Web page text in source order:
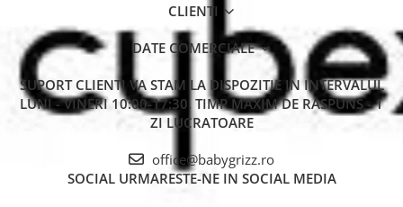
Copilul tau se poate aseza, se poate relaxa si se va bucura de
calatorie, fie ca e una de cateva minute sau una de cateva ore.
CLIENTI
DATE COMERCIALE
SUPORT CLIENTI VA STAM LA DISPOZITIE IN INTERVALUL
LUNI - VINERI 10:00-17:30. TIMP MAXIM DE RASPUNS - 1
ZI LUCRATOARE
office@babygrizz.ro
SOCIAL URMARESTE-NE IN SOCIAL MEDIA